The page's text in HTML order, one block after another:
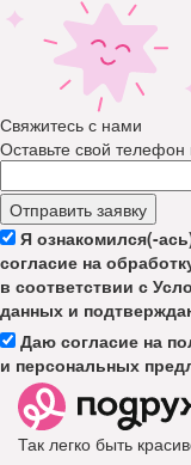
Свяжитесь с нами
Оставьте свой
Отправить заявку
Я ознакомился(-
согласие на
в соответствии с
данных и
Даю согласие на
и персональных
Так легко быть